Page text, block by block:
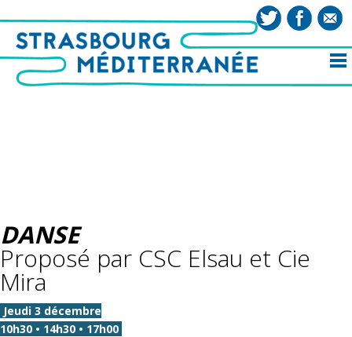
DANSE
Proposé par CSC Elsau et Cie
Mira
Jeudi 3 décembre
10h30 • 14h30 • 17h00